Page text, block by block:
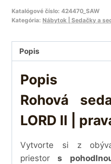
Katalógové číslo: 424470_SAW
Kategória: Nábytok | Sedačky a
Popis
Popis
Rohová
LORD II |
Vytvorte si z
priestors